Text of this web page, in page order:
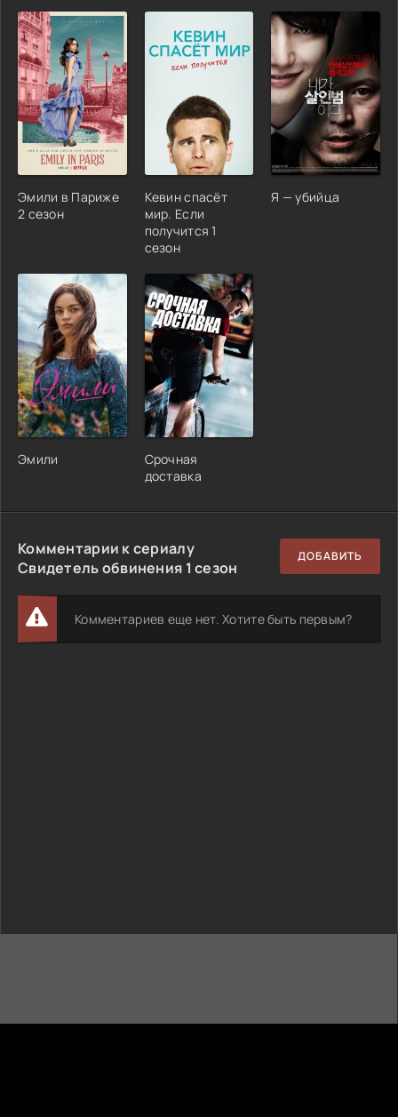
Эмили в Париже
2 сезон
Кевин спасёт
мир. Если
получится 1
сезон
Я — убийца
Эмили
Срочная
доставка
Комментарии к сериалу
Свидетель обвинения 1 сезон
ДОБАВИТЬ
Комментариев еще нет. Хотите быть первым?